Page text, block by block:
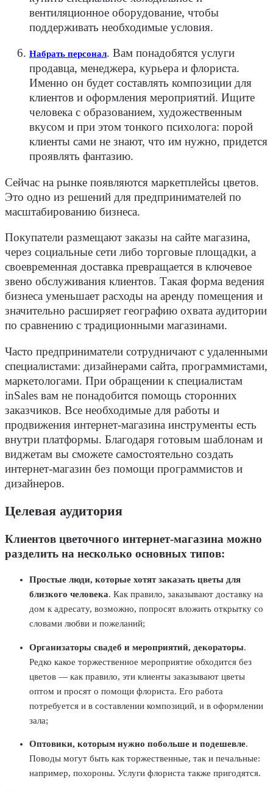
вентиляционное оборудование, чтобы
поддерживать необходимые условия.
Набрать персонал. Вам понадобятся услуги
продавца, менеджера, курьера и флориста.
Именно он будет составлять композиции для
клиентов и оформления мероприятий. Ищите
человека с образованием, художественным
вкусом и при этом тонкого психолога: порой
клиенты сами не знают, что им нужно, придется
проявлять фантазию.
Сейчас на рынке появляются маркетплейсы цветов.
Это одно из решений для предпринимателей по
масштабированию бизнеса.
Покупатели размещают заказы на сайте магазина,
через социальные сети либо торговые площадки, а
своевременная доставка превращается в ключевое
звено обслуживания клиентов. Такая форма ведения
бизнеса уменьшает расходы на аренду помещения и
значительно расширяет географию охвата аудитории
по сравнению с традиционными магазинами.
Часто предприниматели сотрудничают с удаленными
специалистами: дизайнерами сайта, программистами,
маркетологами. При обращении к специалистам
inSales вам не понадобится помощь сторонних
заказчиков. Все необходимые для работы и
продвижения интернет-магазина инструменты есть
внутри платформы. Благодаря готовым шаблонам и
виджетам вы сможете самостоятельно создать
интернет-магазин без помощи программистов и
дизайнеров.
Целевая аудитория
Клиентов цветочного интернет-магазина можно
разделить на несколько основных типов:
Простые люди, которые хотят заказать цветы для
близкого человека. Как правило, заказывают доставку на
дом к адресату, возможно, попросят вложить открытку со
словами любви и пожеланий;
Организаторы свадеб и мероприятий, декораторы.
Редко какое торжественное мероприятие обходится без
цветов — как правило, эти клиенты заказывают цветы
оптом и просят о помощи флориста. Его работа
потребуется и в составлении композиций, и в оформлении
зала;
Оптовики, которым нужно побольше и подешевле.
Поводы могут быть как торжественные, так и печальные:
например, похороны. Услуги флориста также пригодятся.